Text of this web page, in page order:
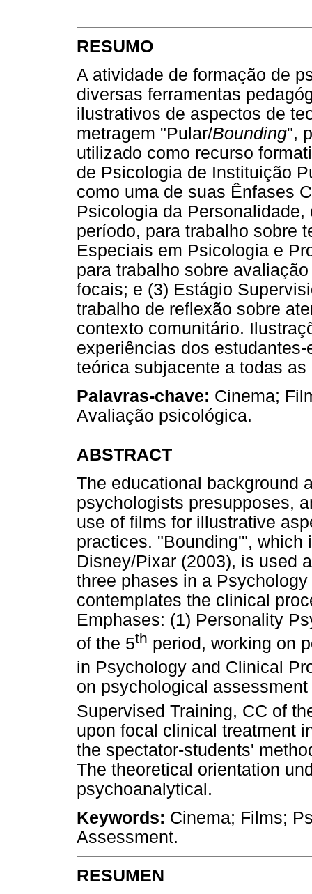
RESUMO
A atividade de formação de
diversas ferramentas
ilustrativos de aspectos de
metragem "Pular/Bounding",
utilizado como recurso
de Psicologia de Instituição
como uma de suas Ênfases
Psicologia da Personalidade,
período, para trabalho sobre
Especiais em Psicologia e
para trabalho sobre
focais; e (3) Estágio
trabalho de reflexão sobre
contexto comunitário.
experiências dos
teórica subjacente a todas
Palavras-chave: Cinema;
Avaliação psicológica.
ABSTRACT
The educational background
psychologists presupposes,
use of films for illustrative
practices. "Bounding'", which
Disney/Pixar (2003), is used
three phases in a
contemplates the clinical
Emphases: (1) Personality
of the 5th period, working on
in Psychology and Clinical
on psychological
Supervised Training, CC of
upon focal clinical treatment
the spectator-students'
The theoretical orientation
psychoanalytical.
Keywords: Cinema; Films;
Assessment.
RESUMEN